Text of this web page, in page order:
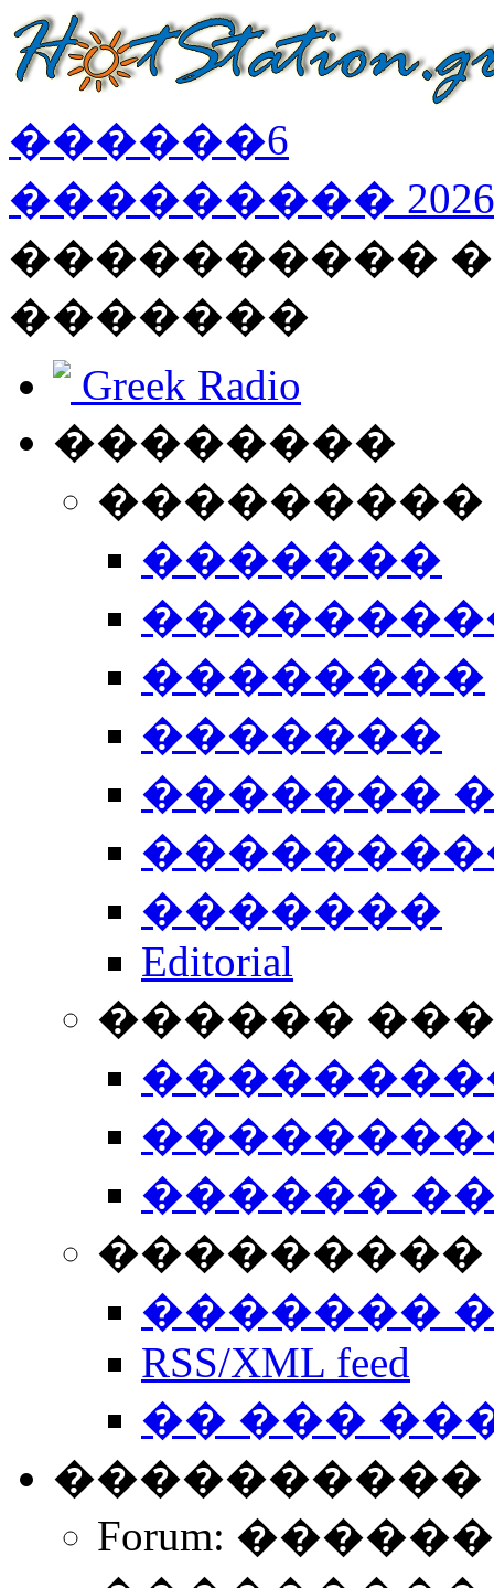
������6
��������� 2026
����������
�������
Greek Radio
��������
�������
��������
�������
�������
�������
Editorial
������
������
���������
�������
RSS/XML feed
�� ���
����������
Forum: